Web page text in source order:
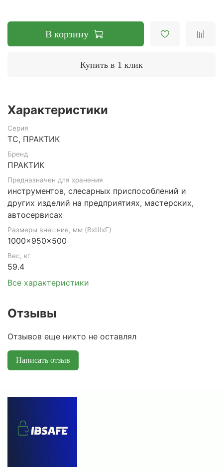
В корзину
Купить в 1 клик
Характеристики
Серия
TC, ПРАКТИК
Бренд
ПРАКТИК
Предназначен для хранения
инструментов, слесарных приспособлений и
других изделий на предприятиях, мастерских,
автосервисах
Размеры внешние, мм (ВхШхГ)
1000x950x500
Вес, кг
59.4
Все характеристики
Отзывы
Отзывов еще никто не оставлял
Написать отзыв